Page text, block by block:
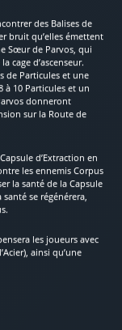
des Balises de
bruit qu’elles émettent
Sœur de Parvos, qui
cage d’ascenseur.
de Particules et une
à 10 Particules et un
donneront
sur la Route de
d’Extraction en
les ennemis Corpus
la santé de la Capsule
se régénérera,
les joueurs avec
ainsi qu’une